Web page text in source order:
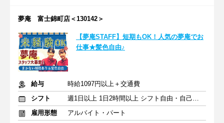
夢庵 富士錦町店＜130142＞
【夢庵STAFF】短期もOK！人気の夢庵でお
仕事★髪色自由♪
給与
時給1097円以上＋交通費
シフト
週1日以上 1日2時間以上 シフト自由・自己申告
雇用形態
アルバイト・パート